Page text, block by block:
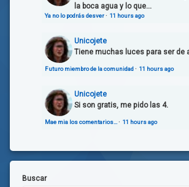
la boca agua y lo que...
Ya no lo podrás desver· 11 hours ago
Unicojete
Tiene muchas luces para ser de
Futuro miembro de la comunidad· 11 hours ago
Unicojete
Si son gratis, me pido las 4.
Mae mia los comentarios… · 11 hours ago
Buscar